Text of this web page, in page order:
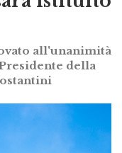
all'unanimità
della